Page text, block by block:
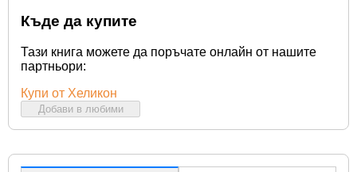
Къде да купите
Тази книга можете да поръчате онлайн от нашите
партньори:
Купи от Хеликон
Добави в любими